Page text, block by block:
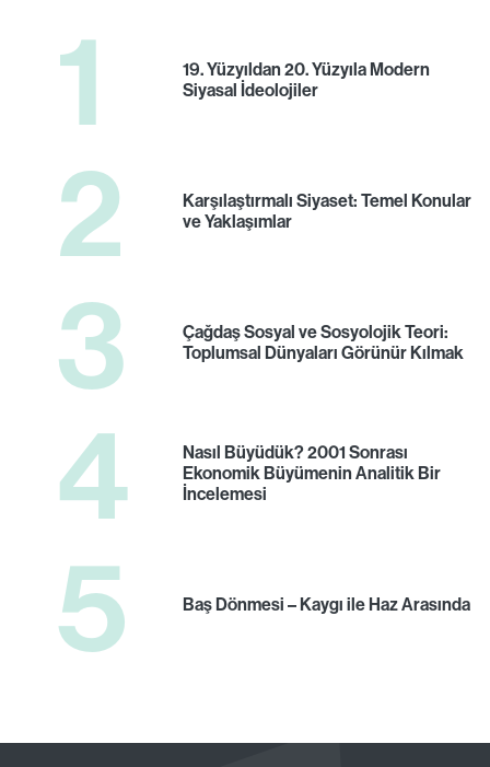
1
19. Yüzyıldan 20. Yüzyıla Modern
Siyasal İdeolojiler
2
Karşılaştırmalı Siyaset: Temel Konular
ve Yaklaşımlar
3
Çağdaş Sosyal ve Sosyolojik Teori:
Toplumsal Dünyaları Görünür Kılmak
4
Nasıl Büyüdük? 2001 Sonrası
Ekonomik Büyümenin Analitik Bir
İncelemesi
5 Baş Dönmesi – Kaygı ile Haz Arasında